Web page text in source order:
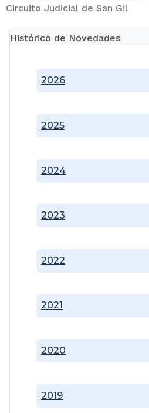
Circuito Judicial de San Gil
Histórico de Novedades
2019
2020
2021
2022
2023
2024
2025
2026